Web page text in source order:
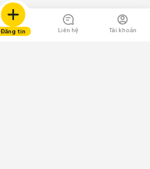
Đăng tin Liên hệ Tài khoản